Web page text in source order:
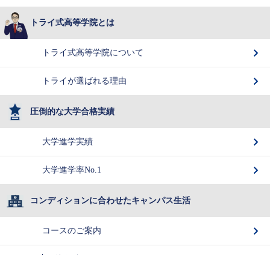
トライ式高等学院とは
トライ式高等学院について
トライが選ばれる理由
圧倒的な大学合格実績
大学進学実績
大学進学率No.1
コンディションに合わせたキャンパス生活
コースのご案内